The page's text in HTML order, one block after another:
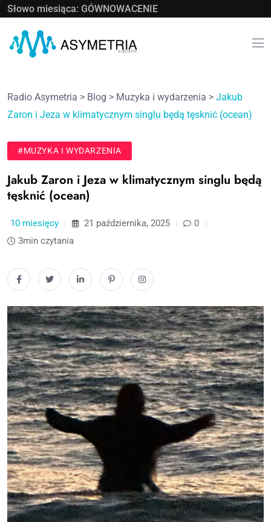
Słowo miesiąca: GÓWNOWACENIE
Radio Asymetria > Blog > Muzyka i wydarzenia > Jakub
Zaron i Jeza w klimatycznym singlu będą tęsknić (ocean)
#MUZYKA I WYDARZENIA
Jakub Zaron i Jeza w klimatycznym singlu będą
tęsknić (ocean)
10 miesięcy 21 października, 2025
0
3min czytania